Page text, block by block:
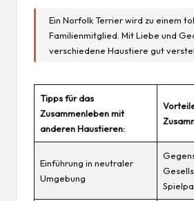
Ein Norfolk Terrier wird zu einem
Familienmitglied. Mit Liebe und
verschiedene Haustiere gut
Tipps für das
Zusammenleben mit
anderen Haustieren:
Einführung in neutraler
Umgebung